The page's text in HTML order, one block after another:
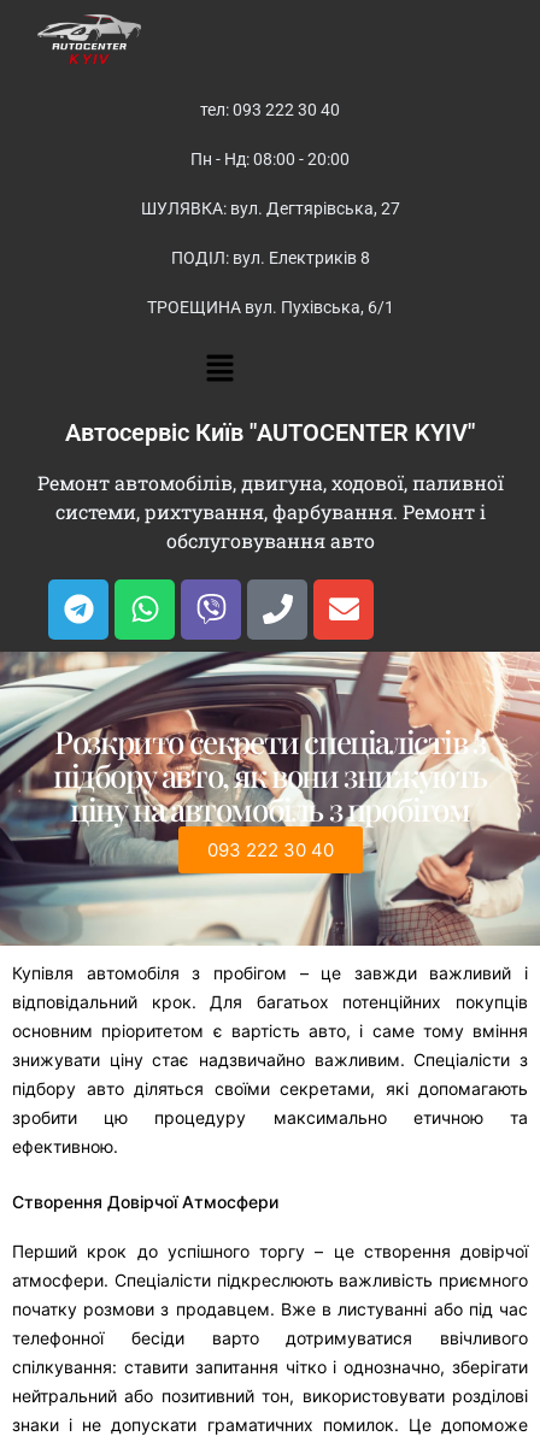
тел: 093 222 30 40
Пн - Нд: 08:00 - 20:00
ШУЛЯВКА: вул. Дегтярівська, 27
ПОДІЛ: вул. Електриків 8
ТРОЕЩИНА вул. Пухівська, 6/1
Автосервіс Київ "AUTOCENTER KYIV"
Ремонт автомобілів, двигуна, ходової, паливної
системи, рихтування, фарбування. Ремонт і
обслуговування авто
Розкрито секрети спеціалістів з
підбору авто, як вони знижують
ціну на автомобіль з пробігом
093 222 30 40
Купівля автомобіля з пробігом – це завжди важливий і
відповідальний крок. Для багатьох потенційних покупців
основним пріоритетом є вартість авто, і саме тому вміння
знижувати ціну стає надзвичайно важливим. Спеціалісти з
підбору авто діляться своїми секретами, які допомагають
зробити цю процедуру максимально етичною та
ефективною.
Створення Довірчої Атмосфери
Перший крок до успішного торгу – це створення довірчої
атмосфери. Спеціалісти підкреслюють важливість приємного
початку розмови з продавцем. Вже в листуванні або під час
телефонної бесіди варто дотримуватися ввічливого
спілкування: ставити запитання чітко і однозначно, зберігати
нейтральний або позитивний тон, використовувати розділові
знаки і не допускати граматичних помилок. Це допоможе